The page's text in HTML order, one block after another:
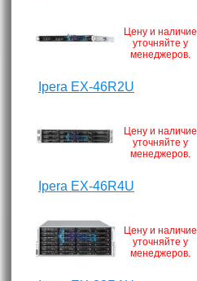
Цену и наличие
уточняйте у
менеджеров.
Ipera EX-46R2U
Цену и наличие
уточняйте у
менеджеров.
Ipera EX-46R4U
Цену и наличие
уточняйте у
менеджеров.